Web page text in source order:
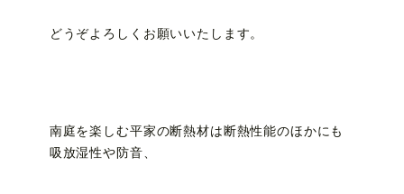
どうぞよろしくお願いいたします。
南庭を楽しむ平家の断熱材は断熱性能のほかにも
吸放湿性や防音、